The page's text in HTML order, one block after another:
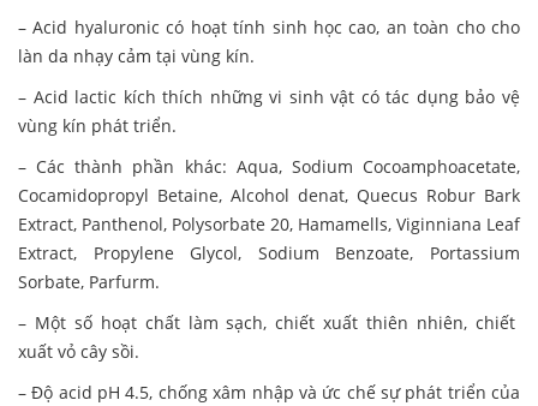
– Acid hyaluronic có hoạt tính sinh học cao, an toàn cho cho
làn da nhạy cảm tại vùng kín.
– Acid lactic kích thích những vi sinh vật có tác dụng bảo vệ
vùng kín phát triển.
– Các thành phần khác: Aqua, Sodium Cocoamphoacetate,
Cocamidopropyl Betaine, Alcohol denat, Quecus Robur Bark
Extract, Panthenol, Polysorbate 20, Hamamells, Viginniana Leaf
Extract, Propylene Glycol, Sodium Benzoate, Portassium
Sorbate, Parfurm.
– Một số hoạt chất làm sạch, chiết xuất thiên nhiên, chiết
xuất vỏ cây sồi.
– Độ acid pH 4.5, chống xâm nhập và ức chế sự phát triển của